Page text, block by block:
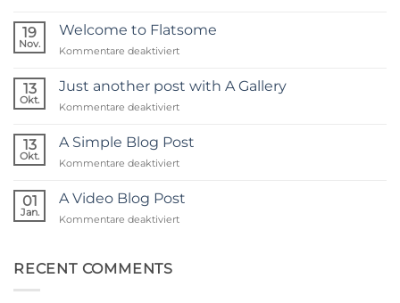
19
Nov.
Welcome to Flatsome
Kommentare deaktiviertfür
to
Flatsome
13
Okt.
Just another post with A Gallery
Kommentare deaktiviertfür
another
post
with
Gallery
13
Okt.
A Simple Blog Post
Kommentare deaktiviertfür
Simple
Blog
Post
01
Jan.
A Video Blog Post
Kommentare deaktiviertfür
RECENT COMMENTS